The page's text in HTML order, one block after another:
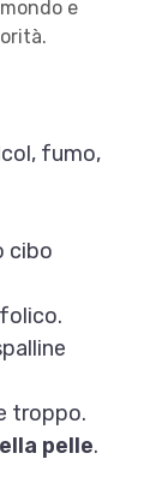
e
fumo,
cibo
troppo.
pelle.